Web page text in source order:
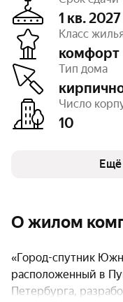
1 кв. 2027
Класс
комфорт
Тип дома
Число
10
Этажность
Отделка
Высота потолков
Паркинг,
Тип договора
Очереди
Детская площадкаЕщё
О жилом
«Город-спутник
расположенный в
Петербурга,